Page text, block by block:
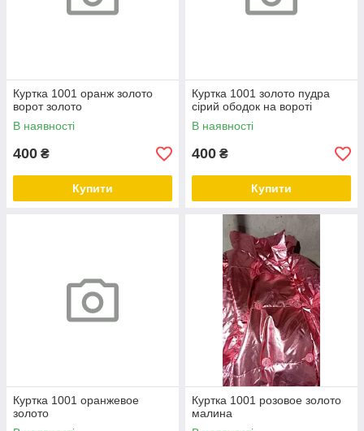
Куртка 1001 оранж золото
ворот золото
В наявності
400 ₴
Купити
Куртка 1001 золото пудра
сірий ободок на вороті
В наявності
400 ₴
Купити
Куртка 1001 оранжевое
золото
Куртка 1001 розовое золото
малина